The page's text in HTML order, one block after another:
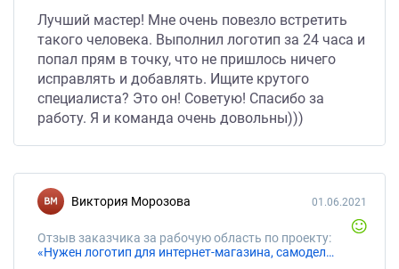
Лучший мастер! Мне очень повезло встретить
такого человека. Выполнил логотип за 24 часа и
попал прям в точку, что не пришлось ничего
исправлять и добавлять. Ищите крутого
специалиста? Это он! Советую! Спасибо за
работу. Я и команда очень довольны)))
Виктория Морозова
Отзыв заказчика за рабочую область по проекту:
«Нужен логотип для интернет-магазина, самодельный уже есть, нужно его "увидеть" профессионально»
01.06.2021